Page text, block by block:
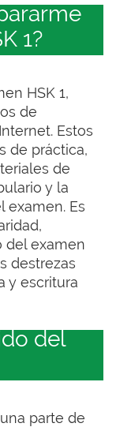
1?
HSK 1,
de
Estos
de práctica,
de
y la
examen. Es
del examen
destrezas
y escritura
del
parte de